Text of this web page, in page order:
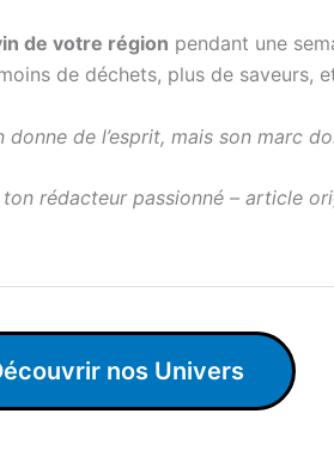
de votre région pendant une
de déchets, plus de saveurs,
donne de l’esprit, mais son marc
rédacteur passionné – article
nos Univers